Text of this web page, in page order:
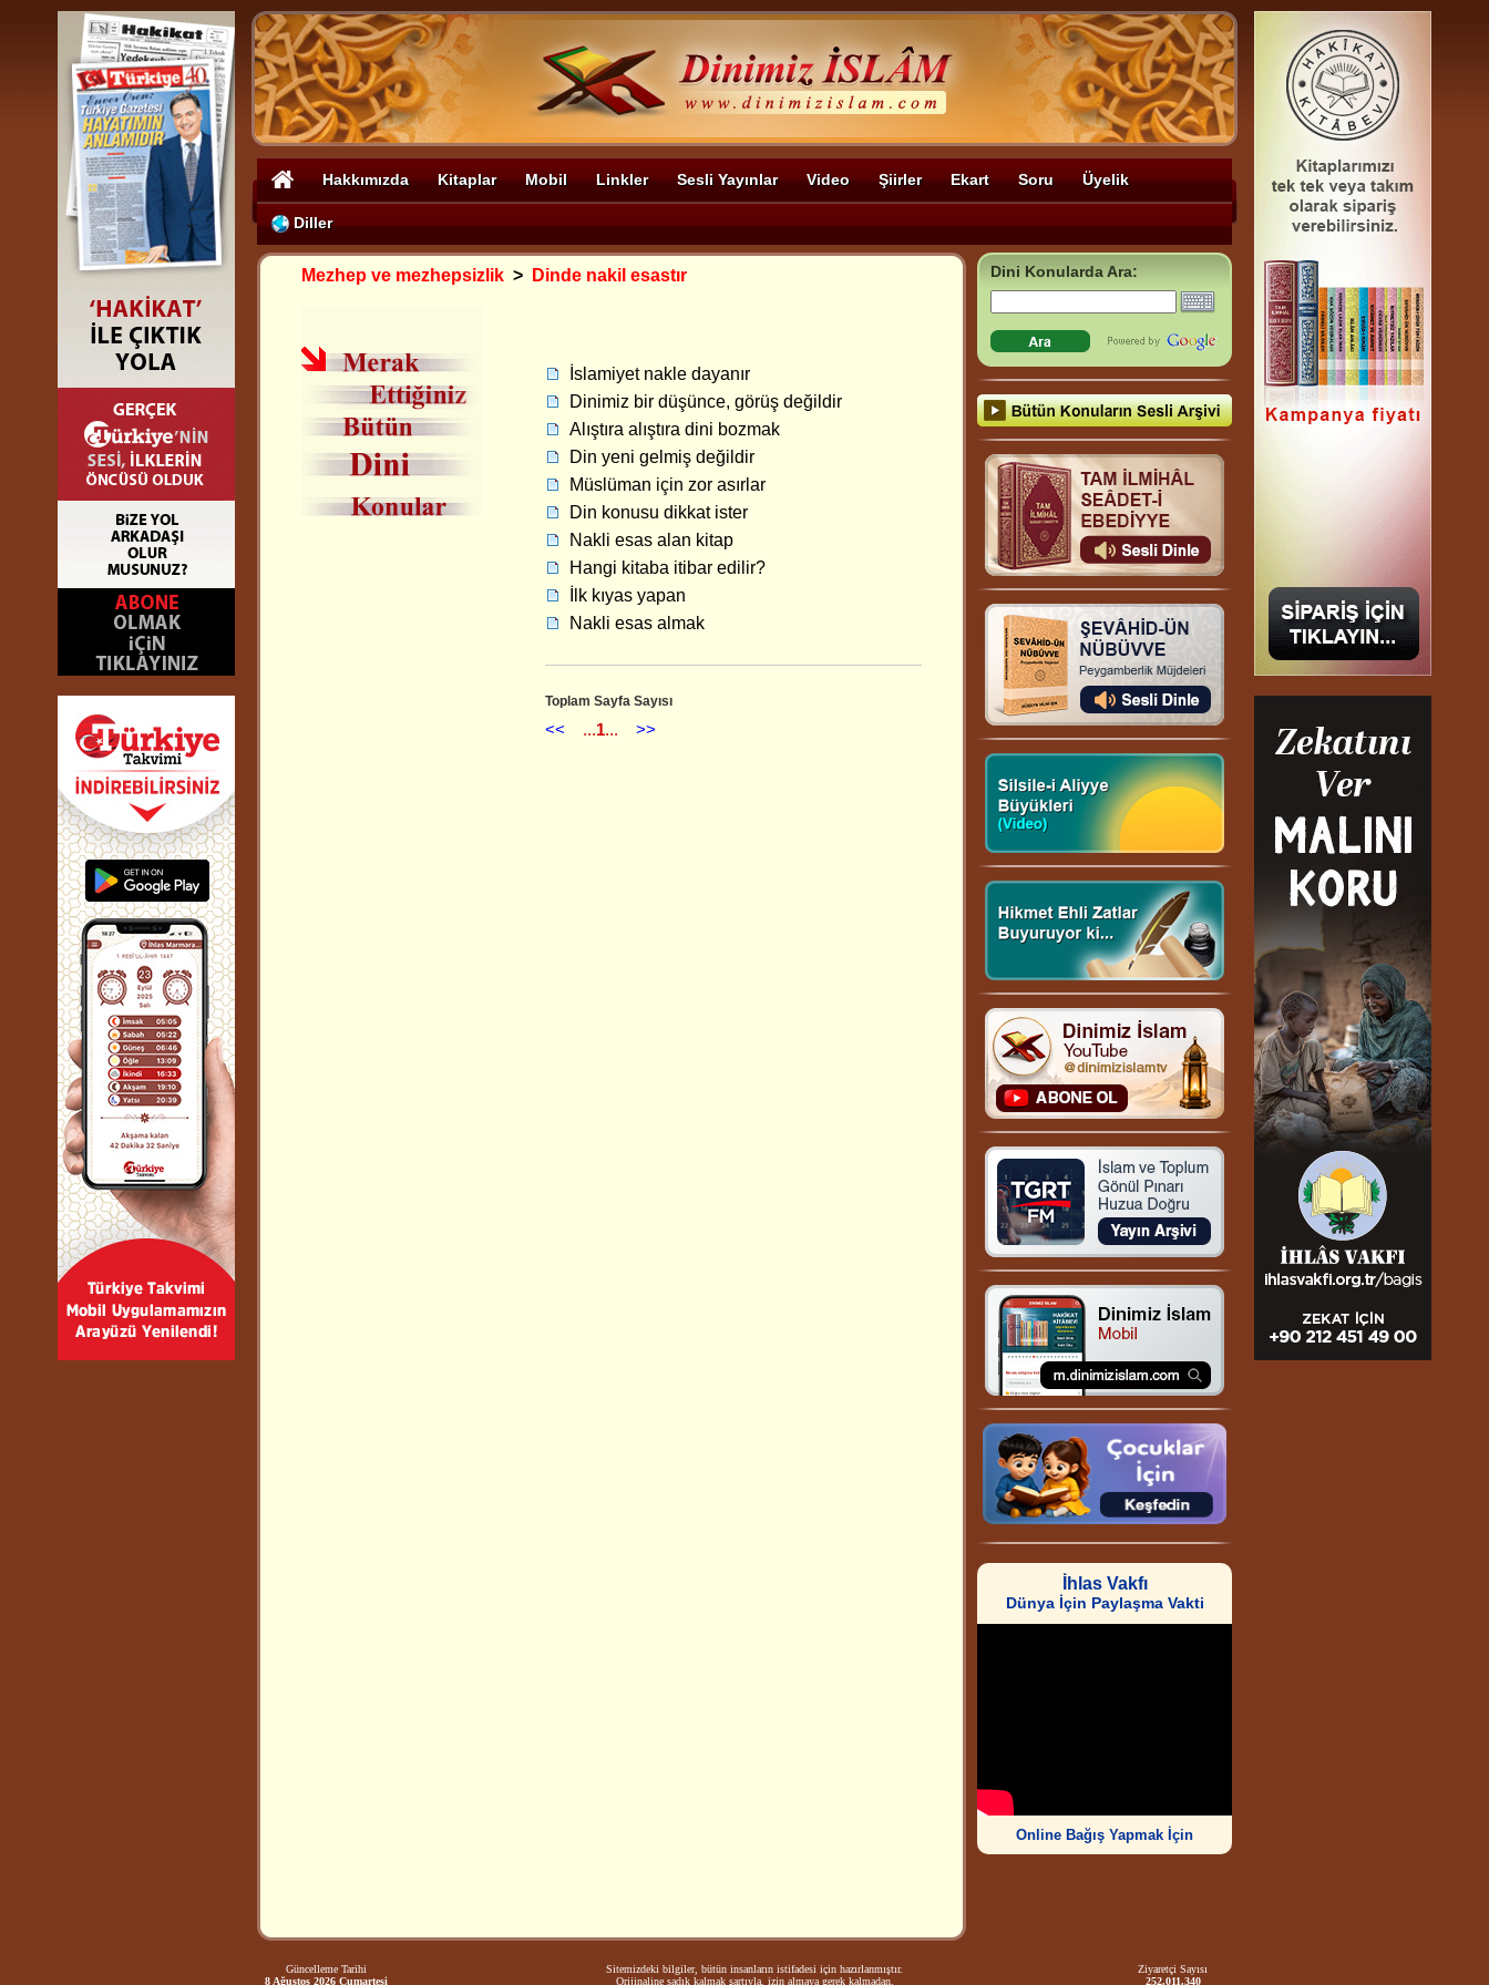
Hakkımızda Kitaplar Mobil Linkler Sesli Yayınlar Video Şiirler Ekart Soru Üyelik
Diller
Mezhep ve mezhepsizlik > Dinde nakil esastır
İslamiyet nakle dayanır
Dinimiz bir düşünce, görüş değildir
Alıştıra alıştıra dini bozmak
Din yeni gelmiş değildir
Müslüman için zor asırlar
Din konusu dikkat ister
Nakli esas alan kitap
Hangi kitaba itibar edilir?
İlk kıyas yapan
Nakli esas almak
Toplam Sayfa Sayısı
<< ...1... >>
Dini Konularda Ara:
İhlas Vakfı
Dünya İçin Paylaşma Vakti
Online Bağış Yapmak İçin
Güncelleme Tarihi
8 Ağustos 2026 Cumartesi
Sitemizdeki bilgiler, bütün insanların istifadesi için hazırlanmıştır.
Orijinaline sadık kalmak şartıyla, izin almaya gerek kalmadan,
Ziyaretçi Sayısı
252.011.340